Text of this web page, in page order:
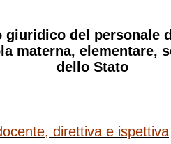
giuridico del personale
materna, elementare,
dello Stato
direttiva e ispettiva